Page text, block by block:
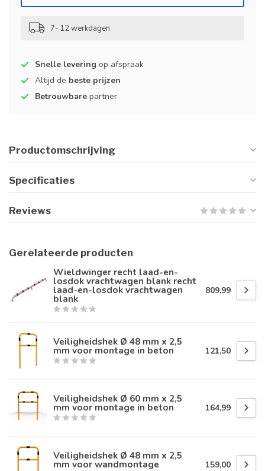
7- 12 werkdagen
Snelle levering op afspraak
Altijd de beste prijzen
Betrouwbare partner
Productomschrijving
Specificaties
Reviews
Gerelateerde producten
Wieldwinger recht laad-en-
losdok vrachtwagen blank recht
laad-en-losdok vrachtwagen
blank
809,99
Veiligheidshek Ø 48 mm x 2,5
mm voor montage in beton 121,50
Veiligheidshek Ø 60 mm x 2,5
mm voor montage in beton 164,99
Veiligheidshek Ø 48 mm x 2,5
mm voor wandmontage 159,00